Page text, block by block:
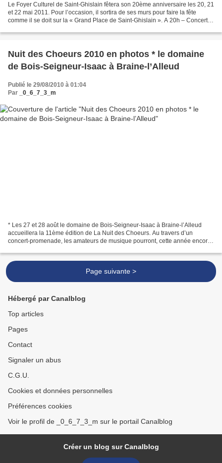
Le Foyer Culturel de Saint-Ghislain fêtera son 20ème anniversaire les 20, 21
et 22 mai 2011. Pour l’occasion, il sortira de ses murs pour faire la fête
comme il se doit sur la « Grand Place de Saint-Ghislain ». A 20h – Concert
Nuit des Choeurs 2010 en photos * le domaine
de Bois-Seigneur-Isaac à Braine-l’Alleud
Publié le 29/08/2010 à 01:04
Par
_0_6_7_3_m
* Les 27 et 28 août le domaine de Bois-Seigneur-Isaac à Braine-l’Alleud
accueillera la 11ème édition de La Nuit des Choeurs. Au travers d’un
concert-promenade, les amateurs de musique pourront, cette année encore,
Page suivante >
Hébergé par Canalblog
Top articles
Pages
Contact
Signaler un abus
C.G.U.
Cookies et données personnelles
Préférences cookies
Voir le profil de _0_6_7_3_m sur le portail Canalblog
Créer un blog sur Canalblog